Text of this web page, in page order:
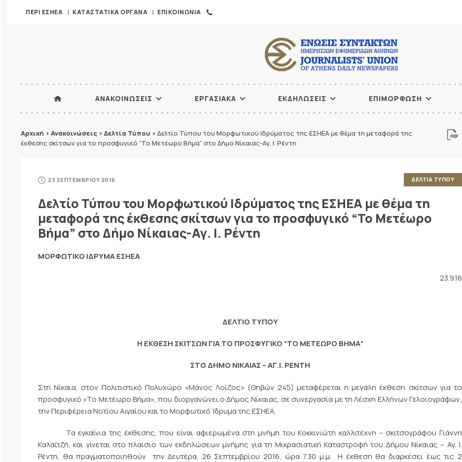
ΠΕΡΙ ΕΣΗΕΑ ΚΑΤΑΣΤΑΤΙΚΑ ΟΡΓΑΝΑ ΕΠΙΚΟΙΝΩΝΙΑ
ΑΝΑΚΟΙΝΩΣΕΙΣ ΕΡΓΑΣΙΑΚΑ ΕΚΔΗΛΩΣΕΙΣ ΕΠΙΜΟΡΦΩΣΗ
Αρχική > Ανακοινώσεις > Δελτία Τύπου > Δελτίο Τύπου του Μορφωτικού Ιδρύματος της ΕΣΗΕΑ με θέμα τη μεταφορά της
έκθεσης σκίτσων για το προσφυγικό “Το Μετέωρο Βήμα” στο Δήμο Νίκαιας-Αγ. Ι. Ρέντη
23 ΣΕΠΤΕΜΒΡΙΟΥ 2016 ΔΕΛΤΙΑ ΤΥΠΟΥ
Δελτίο Τύπου του Μορφωτικού Ιδρύματος της ΕΣΗΕΑ με θέμα τη
μεταφορά της έκθεσης σκίτσων για το προσφυγικό “Το Μετέωρο
Βήμα” στο Δήμο Νίκαιας-Αγ. Ι. Ρέντη
ΜΟΡΦΩΤΙΚΟ ΙΔΡΥΜΑ ΕΣΗΕΑ
23.9.16
ΔΕΛΤΙΟ ΤΥΠΟΥ
Η ΕΚΘΕΣΗ ΣΚΙΤΣΩΝ ΓΙΑ ΤΟ ΠΡΟΣΦΥΓΙΚΟ “ΤΟ ΜΕΤΕΩΡΟ ΒΗΜΑ”
ΣΤΟ ΔΗΜΟ ΝΙΚΑΙΑΣ – ΑΓ.Ι. ΡΕΝΤΗ
Στη Νίκαια, στον Πολιτιστικό Πολυχώρο «Μάνος Λοίζος» (Θηβών 245) μεταφέρεται η μεγάλη έκθεση σκίτσων για το
προσφυγικό «Το Μετέωρο Βήμα», που διοργανώνει ο Δήμος Νίκαιας, σε συνεργασία με τη Λέσχη Ελλήνων Γελοιογράφων,
την Περιφέρεια Νοτίου Αιγαίου και το Μορφωτικό Ίδρυμα της ΕΣΗΕΑ.
Τα εγκαίνια της έκθεσης, που είναι αφιερωμένα στη μνήμη του Κοκκινιώτη καλλιτέχνη – σκιτσογράφου Γιάννη
Καλαϊτζή, και γίνεται στο πλαίσιο των εκδηλώσεων μνήμης για τη Μικρασιατική Καταστροφή του Δήμου Νίκαιας – Αγ. Ι.
Ρέντη, θα πραγματοποιηθούν την Δευτέρα, 26 Σεπτεμβρίου 2016, ώρα 7.30 μ.μ. Η έκθεση θα διαρκέσει έως τις 2